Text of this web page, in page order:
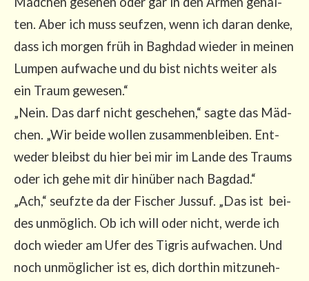
ten. Aber ich muss seuf­zen, wenn ich dar­an den­ke,
dass ich mor­gen früh in Bagh­dad wie­der in mei­nen
Lum­pen auf­wa­che und du bist nichts wei­ter als
ein Traum gewe­sen.“
„Nein. Das darf nicht gesche­hen,“ sag­te das Mäd­
chen. „Wir bei­de wol­len zusam­men­blei­ben. Ent­
we­der bleibst du hier bei mir im Lan­de des Traums
oder ich gehe mit dir hin­über nach Bag­dad.“
„Ach,“ seufz­te da der Fischer Jus­suf. „Das ist bei­
des unmög­lich. Ob ich will oder nicht, wer­de ich
doch wie­der am Ufer des Tigris auf­wa­chen. Und
noch unmög­li­cher ist es, dich dort­hin mit­zu­neh­